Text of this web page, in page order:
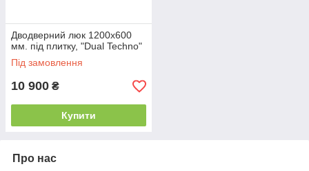
Дводверний люк 1200х600
мм. під плитку, "Dual Techno"
Під замовлення
10 900 ₴
Купити
Про нас